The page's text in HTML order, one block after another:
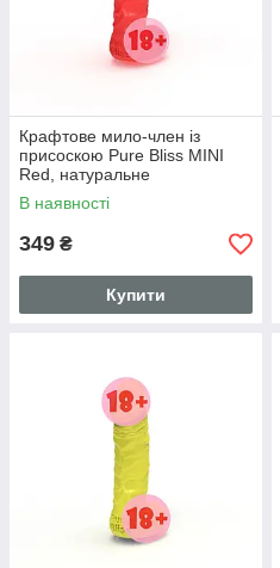
Крафтове мило-член із
присоскою Pure Bliss MINI
Red, натуральне
В наявності
349 ₴
Купити